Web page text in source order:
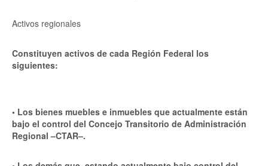
Activos regionales
Constituyen activos de cada Región Federal los
siguientes:
• Los bienes muebles e inmuebles que actualmente están
bajo el control del Concejo Transitorio de Administración
Regional –CTAR–.